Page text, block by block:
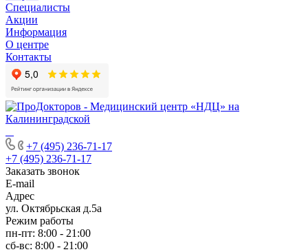
Специалисты
Акции
Информация
О центре
Контакты
+7 (495) 236-71-17
+7 (495) 236-71-17
Заказать звонок
E-mail
Адрес
ул. Октябрьская д.5а
Режим работы
пн-пт: 8:00 - 21:00
сб-вс: 8:00 - 21:00